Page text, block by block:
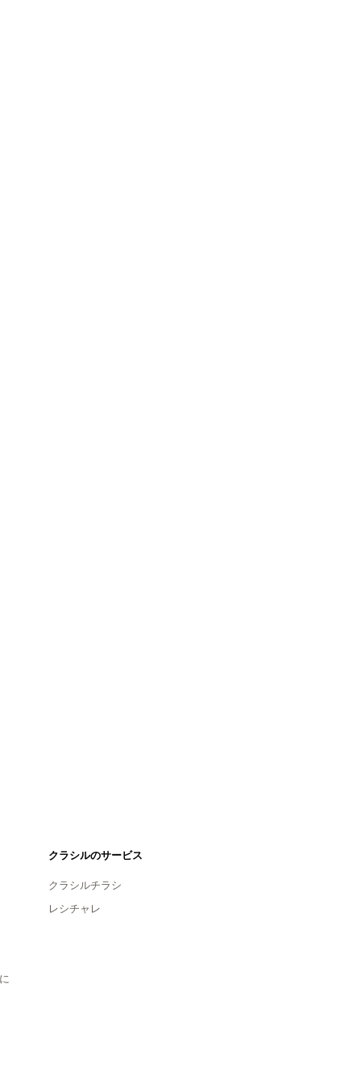
クラシルのサービス
クラシルチラシ
レシチャレ